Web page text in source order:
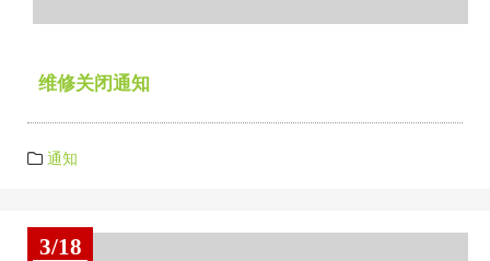
维修关闭通知
通知
3/18